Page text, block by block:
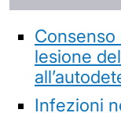
lesione
Infezioni